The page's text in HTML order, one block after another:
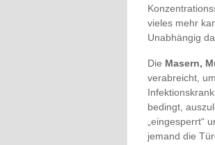
vieles mehr
Unabhängig
Die Masern,
verabreicht,
bedingt,
„eingesperrt“
jemand die